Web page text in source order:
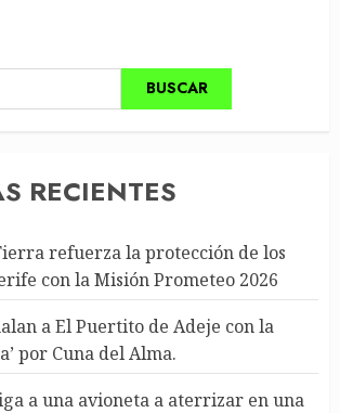
BUSCAR
RECIENTES
refuerza la protección de los
con la Misión Prometeo 2026
a El Puertito de Adeje con la
por Cuna del Alma.
a una avioneta a aterrizar en una